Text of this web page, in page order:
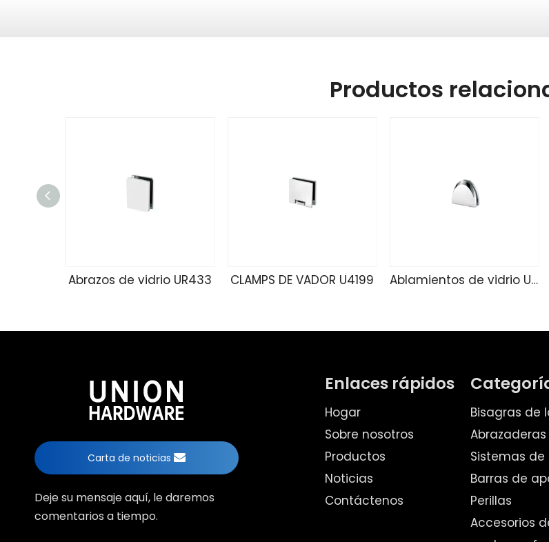
Productos
Abrazos de vidrio UR433 CLAMPS DE VADOR U4199 Ablamientos de vidrio U4188
Carta de noticias
Deje su mensaje aquí, le daremos
comentarios a tiempo.
Enlaces rápidos
Hogar
Sobre nosotros
Productos
Noticias
Contáctenos
Bisagras de
Abrazaderas
Sistemas
Barras de
Perillas
Accesorios